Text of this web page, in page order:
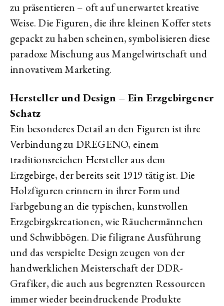
zu präsentieren – oft auf unerwartet kreative
Weise. Die Figuren, die ihre kleinen Koffer stets
gepackt zu haben scheinen, symbolisieren diese
paradoxe Mischung aus Mangelwirtschaft und
innovativem Marketing.
Hersteller und Design – Ein Erzgebirgener
Schatz
Ein besonderes Detail an den Figuren ist ihre
Verbindung zu DREGENO, einem
traditionsreichen Hersteller aus dem
Erzgebirge, der bereits seit 1919 tätig ist. Die
Holzfiguren erinnern in ihrer Form und
Farbgebung an die typischen, kunstvollen
Erzgebirgskreationen, wie Räuchermännchen
und Schwibbögen. Die filigrane Ausführung
und das verspielte Design zeugen von der
handwerklichen Meisterschaft der DDR-
Grafiker, die auch aus begrenzten Ressourcen
immer wieder beeindruckende Produkte